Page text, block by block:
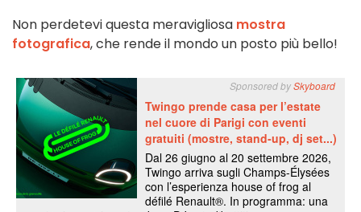
Non perdetevi questa meravigliosa mostra
fotografica, che rende il mondo un posto più bello!